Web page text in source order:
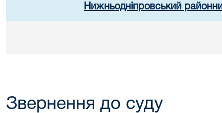
Нижньодніпровський
Звернення до суду